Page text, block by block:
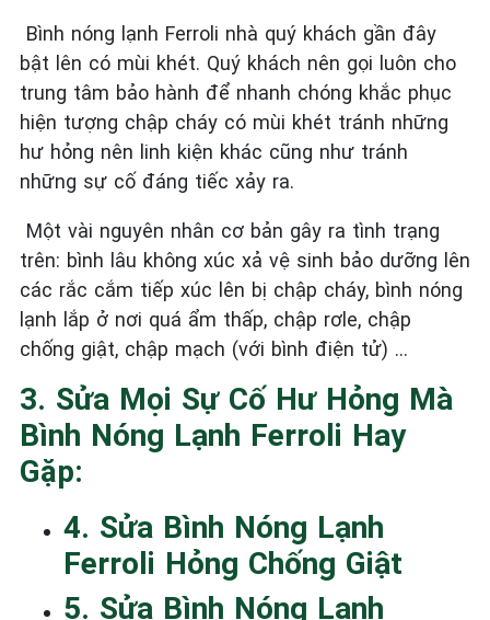
Bình nóng lạnh Ferroli nhà quý khách gần đây
bật lên có mùi khét. Quý khách nên gọi luôn cho
trung tâm bảo hành để nhanh chóng khắc phục
hiện tượng chập cháy có mùi khét tránh những
hư hỏng nên linh kiện khác cũng như tránh
những sự cố đáng tiếc xảy ra.
Một vài nguyên nhân cơ bản gây ra tình trạng
trên: bình lâu không xúc xả vệ sinh bảo dưỡng lên
các rắc cắm tiếp xúc lên bị chập cháy, bình nóng
lạnh lắp ở nơi quá ẩm thấp, chập rơle, chập
chống giật, chập mạch (với bình điện tử) …
3. Sửa Mọi Sự Cố Hư Hỏng Mà
Bình Nóng Lạnh Ferroli Hay
Gặp:
4. Sửa Bình Nóng Lạnh
Ferroli Hỏng Chống Giật
5. Sửa Bình Nóng Lạnh